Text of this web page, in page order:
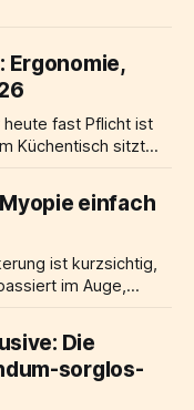
Ergonomie,
heute fast Pflicht ist
Küchentisch sitzt
vorne geneigt.
auf einem
sich auf Augenhöhe,
einfach
ist kurzsichtig,
im Auge,
Artikel liefert
über
Risiken und
Die
sorglos-